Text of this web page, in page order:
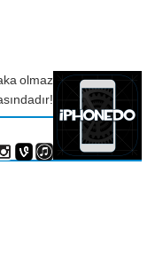
olmaz